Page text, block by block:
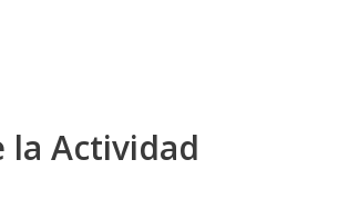
la Actividad